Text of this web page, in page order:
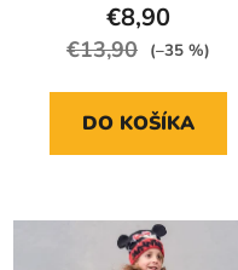
€8,90
€13,90 (–35 %)
DO KOŠÍKA